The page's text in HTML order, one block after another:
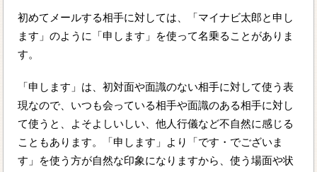
初めてメールする相手に対しては、「マイナビ太郎と申し
ます」のように「申します」を使って名乗ることがありま
す。
「申します」は、初対面や面識のない相手に対して使う表
現なので、いつも会っている相手や面識のある相手に対し
て使うと、よそよしいしい、他人行儀など不自然に感じる
こともあります。「申します」より「です・でございま
す」を使う方が自然な印象になりますから、使う場面や状